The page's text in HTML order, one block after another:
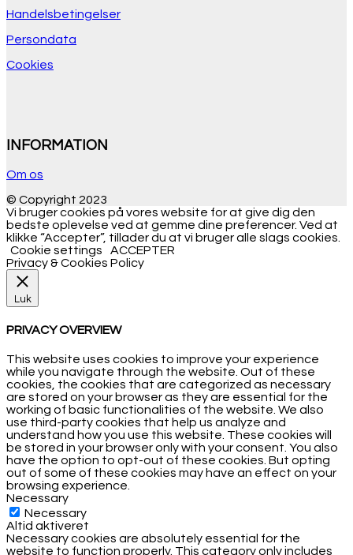
Handelsbetingelser
Persondata
Cookies
INFORMATION
Om os
© Copyright 2023
Vi bruger cookies på vores website for at give dig den
bedste oplevelse ved at gemme dine preferencer. Ved at
klikke “Accepter”, tillader du at vi bruger alle slags cookies.
Cookie settings
ACCEPTER
Privacy & Cookies Policy
Luk
PRIVACY OVERVIEW
This website uses cookies to improve your experience
while you navigate through the website. Out of these
cookies, the cookies that are categorized as necessary
are stored on your browser as they are essential for the
working of basic functionalities of the website. We also
use third-party cookies that help us analyze and
understand how you use this website. These cookies will
be stored in your browser only with your consent. You also
have the option to opt-out of these cookies. But opting
out of some of these cookies may have an effect on your
browsing experience.
Necessary
Necessary
Altid aktiveret
Necessary cookies are absolutely essential for the
website to function properly. This category only includes